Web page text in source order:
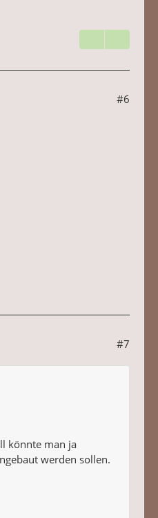
#6
#7
könnte man ja
werden sollen.